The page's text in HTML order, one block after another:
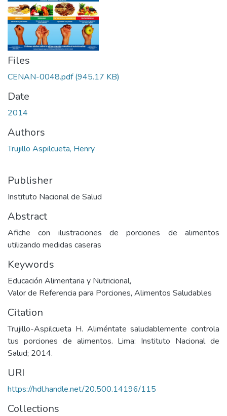
Files
CENAN-0048.pdf(945.17 KB)
Date
2014
Authors
Trujillo Aspilcueta, Henry
Publisher
Instituto Nacional de Salud
Abstract
Afiche con ilustraciones de porciones de alimentos
utilizando medidas caseras
Keywords
Educación Alimentaria y Nutricional,
Valor de Referencia para Porciones, Alimentos Saludables
Citation
Trujillo-Aspilcueta H. Aliméntate saludablemente controla
tus porciones de alimentos. Lima: Instituto Nacional de
Salud; 2014.
URI
https://hdl.handle.net/20.500.14196/115
Collections